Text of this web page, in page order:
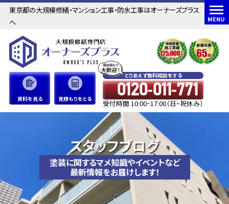
MENU
東京都の大規模修繕・マンション工事・防水工事はオーナーズプラス
へ
資料を見る 見積もりをとる
とりあえず無料相談をする
0120-011-771
受付時間 10:00~17:00（日・祝休み）
スタッフブログ
塗装に関するマメ知識やイベントなど
最新情報をお届けします！